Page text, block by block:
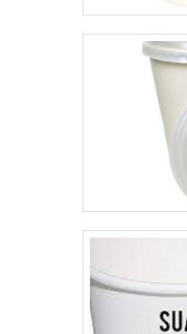
focar suas
final, tendo
qualidade
atividades
última
somados a
eficientes,
entrega
toda a
vasta
atuação;
e prontos
Escritório de
são
Sistema de
geração.
MP
melhores